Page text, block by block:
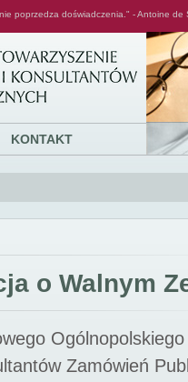
poprzedza doświadczenia." - Antoine de
KONTAKT
o Walnym
Zamówień